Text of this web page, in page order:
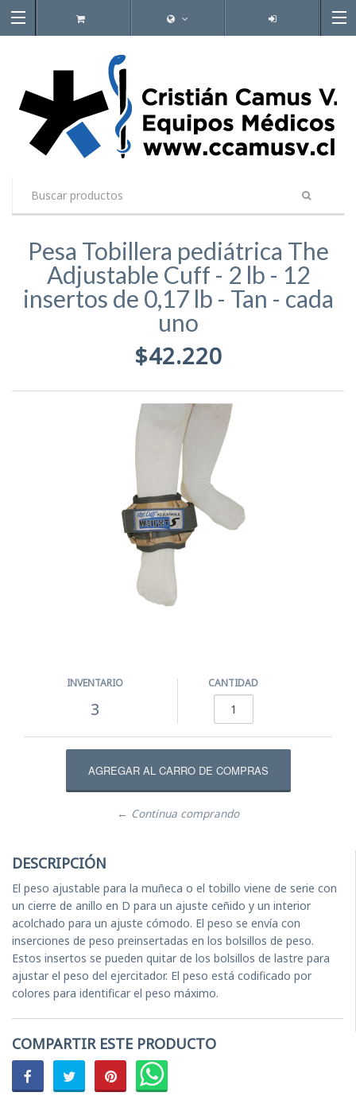
Pesa Tobillera pediátrica The
Adjustable Cuff - 2 lb - 12
insertos de 0,17 lb - Tan - cada
uno
$42.220
INVENTARIO
3
CANTIDAD
← Continua comprando
DESCRIPCIÓN
El peso ajustable para la muñeca o el tobillo viene de serie con
un cierre de anillo en D para un ajuste ceñido y un interior
acolchado para un ajuste cómodo. El peso se envía con
inserciones de peso preinsertadas en los bolsillos de peso.
Estos insertos se pueden quitar de los bolsillos de lastre para
ajustar el peso del ejercitador. El peso está codificado por
colores para identificar el peso máximo.
COMPARTIR ESTE PRODUCTO